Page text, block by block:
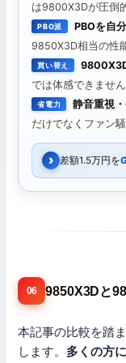
は9800X3Dが圧倒
PBO派 PBOを自
9850X3D相当の性
買い替え
では体感できませ
省電力 静音重視
だけでなくファン
差額1.5万円を
06 9850X3Dと
本記事の比較を踏
します。 多くの方